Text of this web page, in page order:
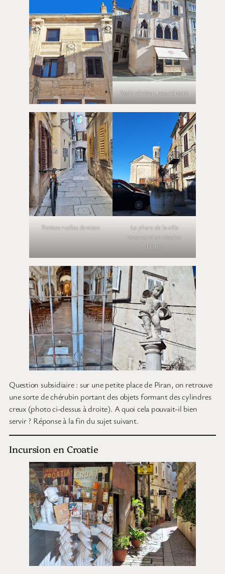
Style vénitien, assurément
Petites ruelles étroites
Le phare de la ville
reconverti en clocher
d’église
Question subsidiaire : sur une petite place de Piran, on retrouve
une sorte de chérubin portant des objets formant des cylindres
creux (photo ci-dessus à droite). A quoi cela pouvait-il bien
servir ? Réponse à la fin du sujet suivant.
Incursion en Croatie